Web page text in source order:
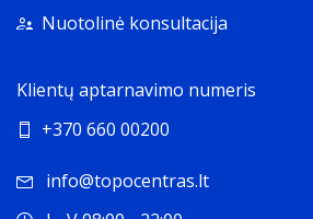
Nuotolinė konsultacija
Klientų aptarnavimo numeris
+370 660 00200
info@topocentras.lt